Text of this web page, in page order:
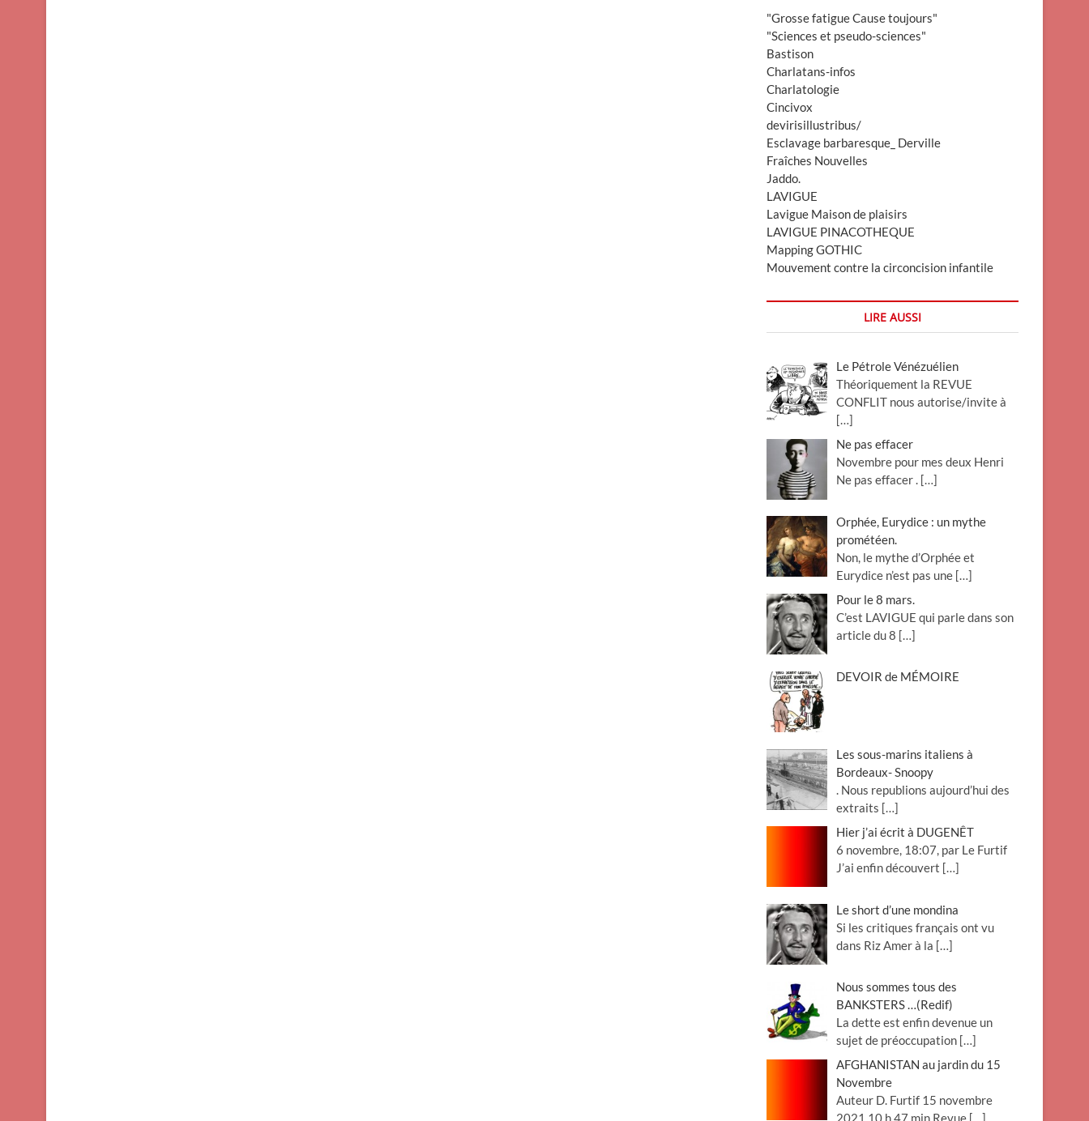
"Grosse fatigue Cause toujours"
"Sciences et pseudo-sciences"
Bastison
Charlatans-infos
Charlatologie
Cincivox
devirisillustribus/
Esclavage barbaresque_ Derville
Fraîches Nouvelles
Jaddo.
LAVIGUE
Lavigue Maison de plaisirs
LAVIGUE PINACOTHEQUE
Mapping GOTHIC
Mouvement contre la circoncision infantile
LIRE AUSSI
Le Pétrole Vénézuélien
Théoriquement la REVUE
CONFLIT nous autorise/invite à
[…]
Ne pas effacer
Novembre pour mes deux Henri
Ne pas effacer . […]
Orphée, Eurydice : un mythe
prométéen.
Non, le mythe d’Orphée et
Eurydice n’est pas une […]
Pour le 8 mars.
C’est LAVIGUE qui parle dans son
article du 8 […]
DEVOIR de MÉMOIRE
Les sous-marins italiens à
Bordeaux- Snoopy
. Nous republions aujourd’hui des
extraits […]
Hier j’ai écrit à DUGENÊT
6 novembre, 18:07, par Le Furtif
J’ai enfin découvert […]
Le short d’une mondina
Si les critiques français ont vu
dans Riz Amer à la […]
Nous sommes tous des
BANKSTERS …(Redif)
La dette est enfin devenue un
sujet de préoccupation […]
AFGHANISTAN au jardin du 15
Novembre
Auteur D. Furtif 15 novembre
2021 10 h 47 min Revue […]